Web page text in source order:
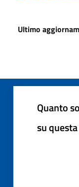
Ultimo
Quanto
su